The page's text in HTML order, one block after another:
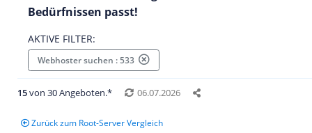
Bedürfnissen passt!
AKTIVE FILTER:
Webhoster suchen : 533
15von 30 Angeboten.* 06.07.2026
Zurück zum Root-Server Vergleich